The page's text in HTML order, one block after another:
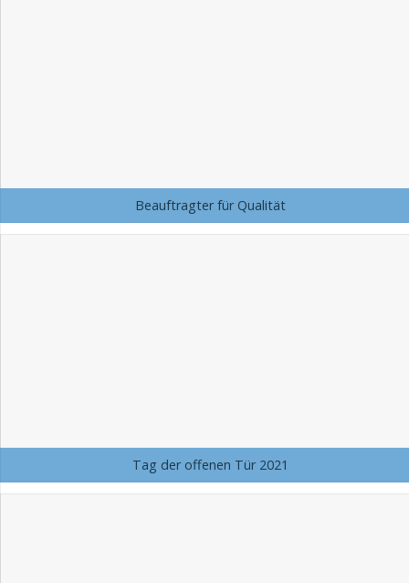
Beauftragter für Qualität
Tag der offenen Tür 2021